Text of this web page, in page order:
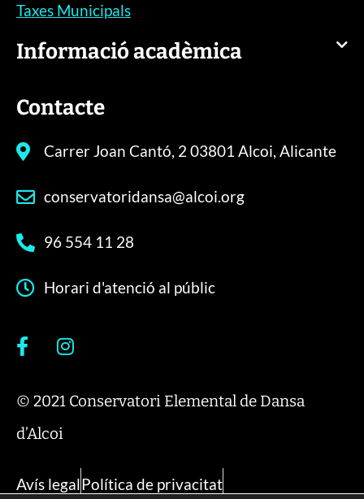
Taxes Municipals
Informació acadèmica
Contacte
Carrer Joan Cantó, 2 03801 Alcoi, Alicante
conservatoridansa@alcoi.org
96 554 11 28
Horari d'atenció al públic
© 2021 Conservatori Elemental de Dansa
d’Alcoi
Avís legalPolítica de privacitat